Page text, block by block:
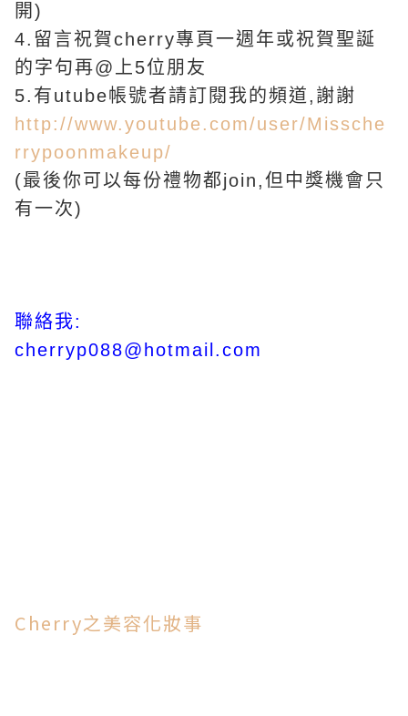
開)
4.留言祝賀cherry專頁一週年或祝賀聖誕
的字句再@上5位朋友
5.有utube帳號者請訂閱我的頻道,謝謝
http://www.youtube.com/user/Missche
rrypoonmakeup/
(最後你可以每份禮物都join,但中獎機會只
有一次)
聯絡我:
cherryp088@hotmail.com
Cherry之美容化妝事